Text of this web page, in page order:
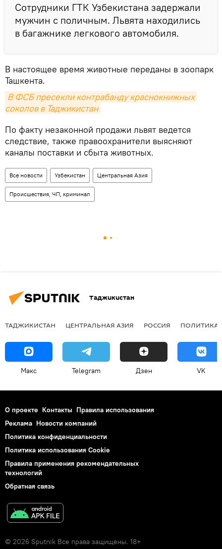
Сотрудники ГТК Узбекистана задержали
мужчин с поличным. Львята находились
в багажнике легкового автомобиля.
В настоящее время животные переданы в зоопарк
Ташкента.
В ФСБ пресекли контрабанду краснокнижных
соколов в Таджикистан
По факту незаконной продажи львят ведется
следствие, также правоохранители выясняют
каналы поставки и сбыта животных.
Все новости Узбекистан Центральная Азия
Происшествия, ЧП, криминал
Таджикистан
ТАДЖИКИСТАН ЦЕНТРАЛЬНАЯ АЗИЯ РОССИЯ ПОЛИТИКА
Макс Telegram Дзен VK
О проекте Контакты Правила использования
Реклама Новости компаний
Политика конфиденциальности
Политика использования Cookie
Правила применения рекомендательных
технологий
Обратная связь
© 2026 Sputnik Все права защищены. 18+